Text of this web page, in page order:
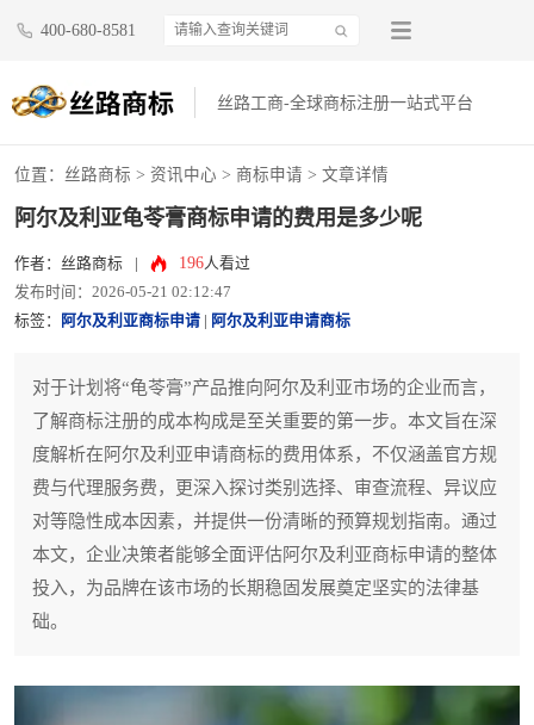
400-680-8581
丝路工商-全球商标注册一站式平台
位置： 丝路商标 > 资讯中心 > 商标申请 > 文章详情
阿尔及利亚龟苓膏商标申请的费用是多少呢
作者：丝路商标 196人看过
发布时间：2026-05-21 02:12:47
标签：
阿尔及利亚商标申请 阿尔及利亚申请商标
对于计划将“龟苓膏”产品推向阿尔及利亚市场的企业而言，
了解商标注册的成本构成是至关重要的第一步。本文旨在深
度解析在阿尔及利亚申请商标的费用体系，不仅涵盖官方规
费与代理服务费，更深入探讨类别选择、审查流程、异议应
对等隐性成本因素，并提供一份清晰的预算规划指南。通过
本文，企业决策者能够全面评估阿尔及利亚商标申请的整体
投入，为品牌在该市场的长期稳固发展奠定坚实的法律基
础。